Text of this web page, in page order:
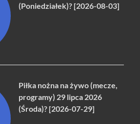
(Poniedziałek)? [2026-08-03]
Piłka nożna na żywo (mecze,
programy) 29 lipca 2026
(Środa)? [2026-07-29]